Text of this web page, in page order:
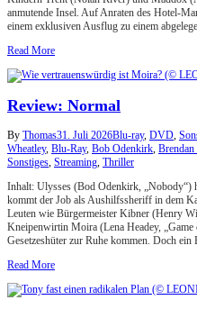
anmutende Insel. Auf Anraten des Hotel-
einem exklusiven Ausflug zu einem
Read More
Review: Normal
By Thomas31. Juli 2026Blu-ray, DVD
Wheatley, Blu-Ray, Bob Odenkirk Brendan
Sonstiges Streaming Thriller
Inhalt: Ulysses (Bod Odenkirk, „Nobody“)
kommt der Job als Aushilfssheriff in dem
Leuten wie Bürgermeister Kibner (Henry
Kneipenwirtin Moira (Lena Headey,
Gesetzeshüter zur Ruhe kommen. Doch
Read More